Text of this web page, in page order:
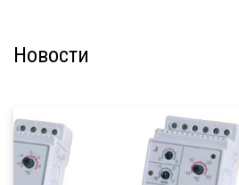
Новости